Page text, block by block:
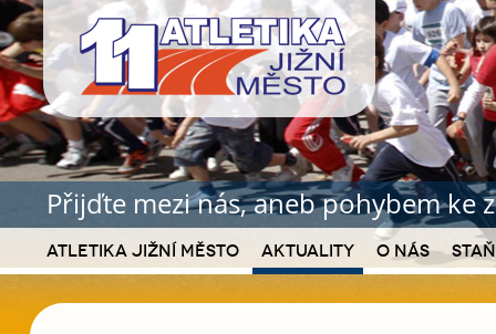
Přijďte mezi nás, aneb pohybem ke
Atletika Jižní Město Aktuality O nás